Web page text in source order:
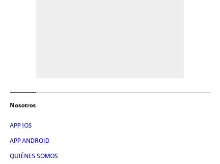
Nosotros
APP IOS
APP ANDROID
QUIÉNES SOMOS